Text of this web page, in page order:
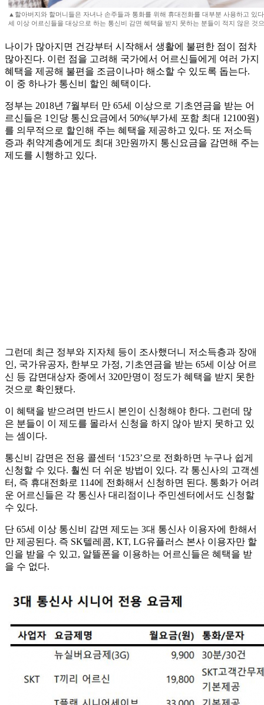
▲할아버지와 할머니들은 자녀나 손주들과 통화를 위해 휴대전화를 대부분 사용하고 있
세 이상 어르신들을 대상으로 하는 통신비 감면 혜택을 받지 못하는 분들이 적지 않은 것
나이가 많아지면 건강부터 시작해서 생활에 불편한 점이 점차
많아진다. 이런 점을 고려해 국가에서 어르신들에게 여러 가지
혜택을 제공해 불편을 조금이나마 해소할 수 있도록 돕는다.
이 중 하나가 통신비 할인 혜택이다.
정부는 2018년 7월부터 만 65세 이상으로 기초연금을 받는 어
르신들은 1인당 통신요금에서 50%(부가세 포함 최대 12100원)
를 의무적으로 할인해 주는 혜택을 제공하고 있다. 또 저소득
증과 취약계층에게도 최대 3만원까지 통신요금을 감면해 주는
제도를 시행하고 있다.
그런데 최근 정부와 지자체 등이 조사했더니 저소득층과 장애
인, 국가유공자, 한부모 가정, 기초연금을 받는 65세 이상 어르
신 등 감면대상자 중에서 320만명이 정도가 혜택을 받지 못한
것으로 확인됐다.
이 혜택을 받으려면 반드시 본인이 신청해야 한다. 그런데 많
은 분들이 이 제도를 몰라서 신청을 하지 않아 받지 못하고 있
는 셈이다.
통신비 감면은 전용 콜센터 ‘1523’으로 전화하면 누구나 쉽게
신청할 수 있다. 훨씬 더 쉬운 방법이 있다. 각 통신사의 고객센
터, 즉 휴대전화로 114에 전화해서 신청하면 된다. 통화가 어려
운 어르신들은 각 통신사 대리점이나 주민센터에서도 신청할
수 있다.
단 65세 이상 통신비 감면 제도는 3대 통신사 이용자에 한해서
만 제공된다. 즉 SK텔레콤, KT, LG유플러스 본사 이용자만 할
인을 받을 수 있고, 알뜰폰을 이용하는 어르신들은 혜택을 받
을 수 없다.